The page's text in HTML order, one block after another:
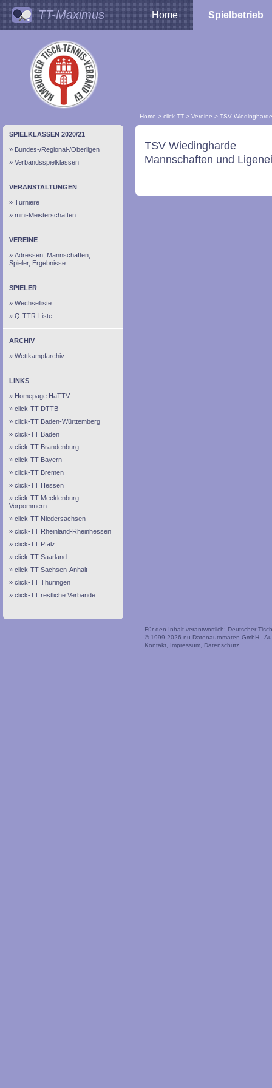
TT-Maximus Home Spielbetrieb
Home > click-TT > Vereine > TSV Wiedingharde
SPIELKLASSEN 2020/21
Bundes-/Regional-/Oberligen
Verbandsspielklassen
VERANSTALTUNGEN
Turniere
mini-Meisterschaften
VEREINE
Adressen, Mannschaften,
Spieler, Ergebnisse
SPIELER
Wechselliste
Q-TTR-Liste
ARCHIV
Wettkampfarchiv
LINKS
Homepage HaTTV
click-TT DTTB
click-TT Baden-Württemberg
click-TT Baden
click-TT Brandenburg
click-TT Bayern
click-TT Bremen
click-TT Hessen
click-TT Mecklenburg-
Vorpommern
click-TT Niedersachsen
click-TT Rheinland-Rheinhessen
click-TT Pfalz
click-TT Saarland
click-TT Sachsen-Anhalt
click-TT Thüringen
click-TT restliche Verbände
TSV Wiedingharde
Mannschaften und
Für den Inhalt verantwortlich: Deutscher
© 1999-2026 nu Datenautomaten GmbH -
Kontakt
Impressum Datenschutz